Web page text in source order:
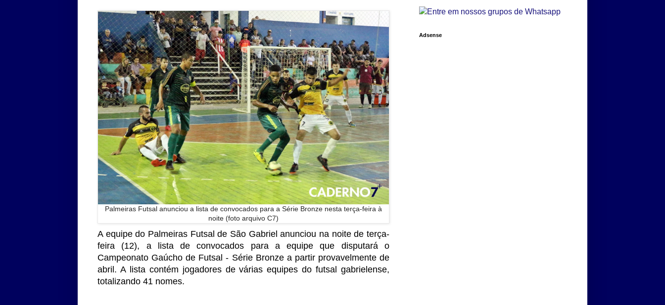
Palmeiras Futsal anunciou a lista de convocados para a Série Bronze nesta terça-feira à
noite (foto arquivo C7)
A equipe do Palmeiras Futsal de São Gabriel anunciou na noite de terça-
feira (12), a lista de convocados para a equipe que disputará o
Campeonato Gaúcho de Futsal - Série Bronze a partir provavelmente de
abril. A lista contém jogadores de várias equipes do futsal gabrielense,
totalizando 41 nomes.
Adsense